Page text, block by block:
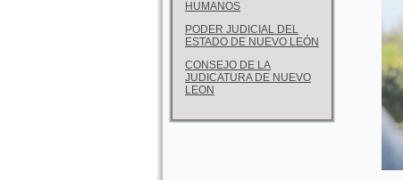
HUMANOS
PODER JUDICIAL DEL
ESTADO DE NUEVO LEÓN
CONSEJO DE LA
JUDICATURA DE NUEVO
LEON